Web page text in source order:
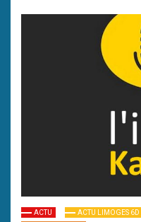
ACTU ACTU LIMOGES 6D